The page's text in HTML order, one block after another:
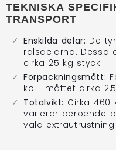
TEKNISKA
TRANSPORT
Enskilda delar: De
rälsdelarna.
cirka 25 kg styck.
Förpackningsmått:
kolli-måttet cirka
Totalvikt: Cirka 460
varierar beroende
vald extrautrustning.